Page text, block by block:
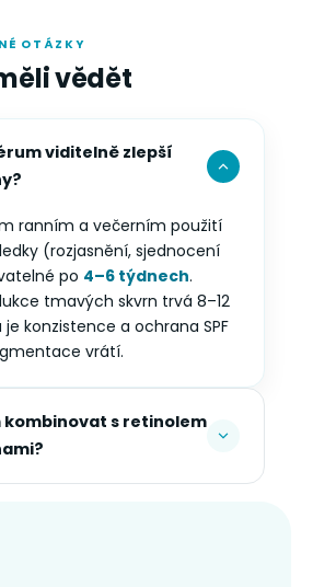
OTÁZKY
vědět
viditelně zlepší
ranním a večerním použití
(rozjasnění, sjednocení
po 4–6 týdnech.
tmavých skvrn trvá 8–12
je konzistence a ochrana SPF
vrátí.
kombinovat s retinolem